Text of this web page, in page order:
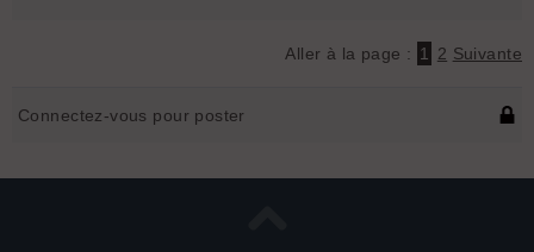
Aller à la page : 1 2 Suivante
Connectez-vous pour poster